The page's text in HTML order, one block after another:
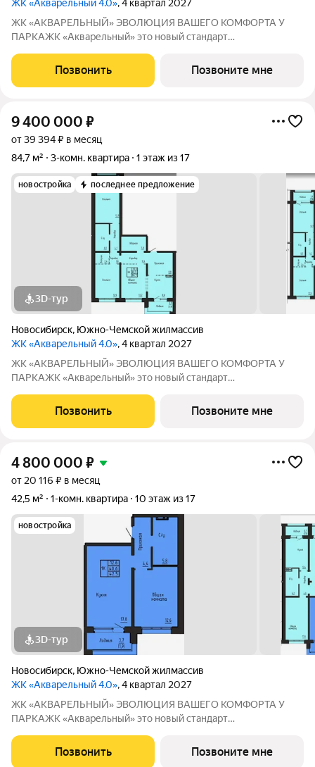
ЖК «Акварельный 4.0», 4 квартал 2027
ЖК «АКВАРЕЛЬНЫЙ» ЭВОЛЮЦИЯ ВАШЕГО КОМФОРТА У
ПАРКАЖК «Акварельный» это новый стандарт
объединили заводскую точность конструкций, современную
архитектуру и уникальное расположение в экологически
Позвонить Позвоните мне
9 400 000 ₽
от 39 394 ₽ в месяц
84,7 м²
3-комн. квартира 1 этаж из 17
новостройка последнее предложение
3D-тур
Новосибирск, Южно-Чемской жилмассив
ЖК «Акварельный 4.0», 4 квартал 2027
ЖК «АКВАРЕЛЬНЫЙ» ЭВОЛЮЦИЯ ВАШЕГО КОМФОРТА У
ПАРКАЖК «Акварельный» это новый стандарт
объединили заводскую точность конструкций, современную
архитектуру и уникальное расположение в экологически
Позвонить Позвоните мне
4 800 000 ₽
от 20 116 ₽ в месяц
42,5 м²
1-комн. квартира 10 этаж из 17
новостройка
3D-тур
Новосибирск, Южно-Чемской жилмассив
ЖК «Акварельный 4.0», 4 квартал 2027
ЖК «АКВАРЕЛЬНЫЙ» ЭВОЛЮЦИЯ ВАШЕГО КОМФОРТА У
ПАРКАЖК «Акварельный» это новый стандарт
объединили заводскую точность конструкций, современную
архитектуру и уникальное расположение в экологически
Позвонить Позвоните мне